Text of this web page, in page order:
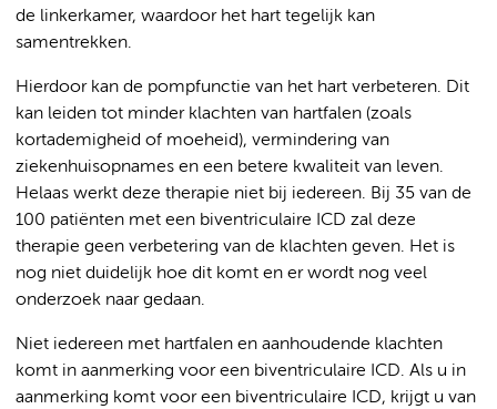
de linkerkamer, waardoor het hart tegelijk kan
samentrekken.
Hierdoor kan de pompfunctie van het hart verbeteren. Dit
kan leiden tot minder klachten van hartfalen (zoals
kortademigheid of moeheid), vermindering van
ziekenhuisopnames en een betere kwaliteit van leven.
Helaas werkt deze therapie niet bij iedereen. Bij 35 van de
100 patiënten met een biventriculaire ICD zal deze
therapie geen verbetering van de klachten geven. Het is
nog niet duidelijk hoe dit komt en er wordt nog veel
onderzoek naar gedaan.
Niet iedereen met hartfalen en aanhoudende klachten
komt in aanmerking voor een biventriculaire ICD. Als u in
aanmerking komt voor een biventriculaire ICD, krijgt u van